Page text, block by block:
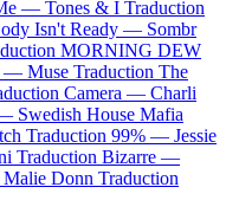
— Tones & I Traduction
Isn't Ready — Sombr
MORNING DEW
— Muse Traduction The
Camera — Charli
— Swedish House Mafia
Traduction 99% — Jessie
Traduction Bizarre —
Malie Donn Traduction